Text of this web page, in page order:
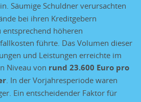
Säumige Schuldner verursachten
bei ihren Kreditgebern
höheren
führte. Das Volumen dieser
und Leistungen erreichte im
Niveau von rund 23.600 Euro pro
. In der Vorjahresperiode waren
Ein entscheidender Faktor für